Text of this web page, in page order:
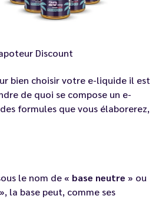
Discount
bien choisir votre e-liquide il est
de quoi se compose un e-
formules que vous élaborerez,
le nom de « base neutre » ou
», la base peut, comme ses